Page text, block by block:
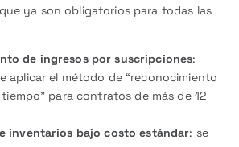
ya son obligatorios para todas las
de ingresos por suscripciones:
aplicar el método de “reconocimiento
para contratos de más de 12
inventarios bajo costo estándar: se